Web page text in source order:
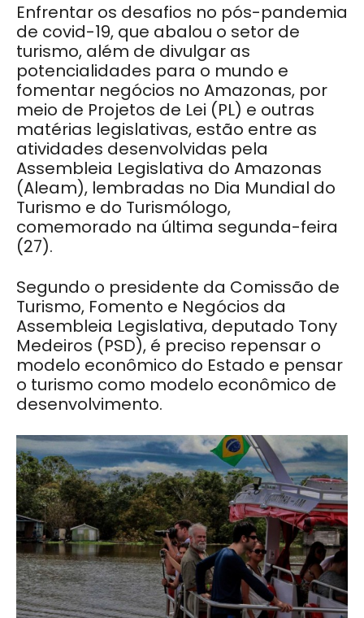
Enfrentar os desafios no pós-pandemia
de covid-19, que abalou o setor de
turismo, além de divulgar as
potencialidades para o mundo e
fomentar negócios no Amazonas, por
meio de Projetos de Lei (PL) e outras
matérias legislativas, estão entre as
atividades desenvolvidas pela
Assembleia Legislativa do Amazonas
(Aleam), lembradas no Dia Mundial do
Turismo e do Turismólogo,
comemorado na última segunda-feira
(27).
Segundo o presidente da Comissão de
Turismo, Fomento e Negócios da
Assembleia Legislativa, deputado Tony
Medeiros (PSD), é preciso repensar o
modelo econômico do Estado e pensar
o turismo como modelo econômico de
desenvolvimento.